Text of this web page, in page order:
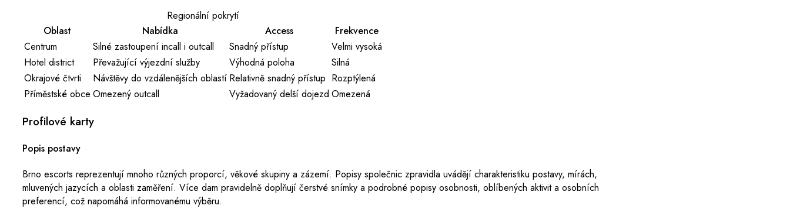
Regionální pokrytí
Oblast
Nabídka Access
Frekvence
Centrum
Silné zastoupení incall i outcall Snadný přístup
Velmi vysoká
Hotel district
Převažující výjezdní služby Výhodná poloha
Silná
Okrajové čtvrti
Návštěvy do vzdálenějších oblastí Relativně snadný přístup Rozptýlená
Příměstské obce Omezený outcall Vyžadovaný delší dojezd Omezená
Profilové karty
Popis postavy
Brno escorts reprezentují mnoho různých proporcí, věkové skupiny a zázemí. Popisy společnic zpravidla uvádějí charakteristiku postavy, mírách,
mluvených jazycích a oblasti zaměření. Více dam pravidelně doplňují čerstvé snímky a podrobné popisy osobnosti, oblíbených aktivit a osobních
preferencí, což napomáhá informovanému výběru.